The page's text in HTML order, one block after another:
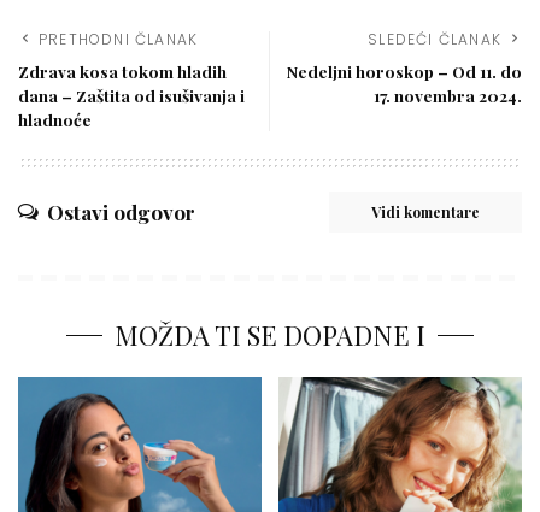
PRETHODNI ČLANAK
Zdrava kosa tokom hladih
dana – Zaštita od isušivanja i
hladnoće
SLEDEĆI ČLANAK
Nedeljni horoskop – Od 11. do
17. novembra 2024.
Ostavi odgovor Vidi komentare
MOŽDA TI SE DOPADNE I